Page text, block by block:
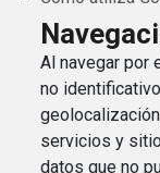
Al navegar por
no
servicios y
datos que no